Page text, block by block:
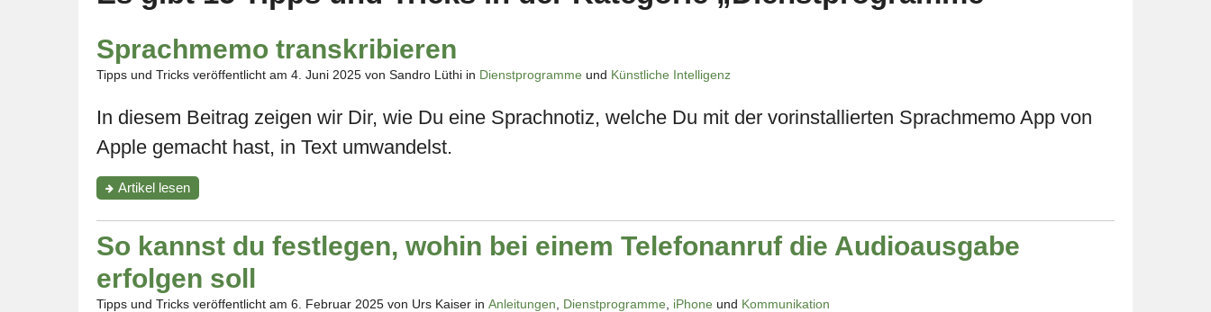
Sprachmemo transkribieren
Tipps und Tricks veröffentlicht am 4. Juni 2025 von Sandro Lüthi in Dienstprogramme und Künstliche Intelligenz
In diesem Beitrag zeigen wir Dir, wie Du eine Sprachnotiz, welche Du mit der vorinstallierten Sprachmemo App von
Apple gemacht hast, in Text umwandelst.
Artikel"Sprachmemo
transkribieren"
lesen
So kannst du festlegen, wohin bei einem Telefonanruf die Audioausgabe
erfolgen soll
Tipps und Tricks veröffentlicht am 6. Februar 2025 von Urs Kaiser in Anleitungen Dienstprogramme iPhone und Kommunikation